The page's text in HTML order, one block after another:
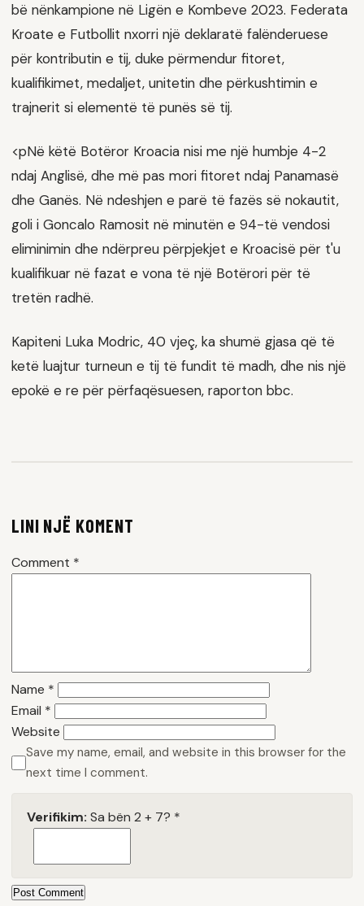
bë nënkampione në Ligën e Kombeve 2023. Federata
Kroate e Futbollit nxorri një deklaratë falënderuese
për kontributin e tij, duke përmendur fitoret,
kualifikimet, medaljet, unitetin dhe përkushtimin e
trajnerit si elementë të punës së tij.
<pNë këtë Botëror Kroacia nisi me një humbje 4-2
ndaj Anglisë, dhe më pas mori fitoret ndaj Panamasë
dhe Ganës. Në ndeshjen e parë të fazës së nokautit,
goli i Goncalo Ramosit në minutën e 94-të vendosi
eliminimin dhe ndërpreu përpjekjet e Kroacisë për t'u
kualifikuar në fazat e vona të një Botërori për të
tretën radhë.
Kapiteni Luka Modric, 40 vjeç, ka shumë gjasa që të
ketë luajtur turneun e tij të fundit të madh, dhe nis një
epokë e re për përfaqësuesen, raporton bbc.
LINI NJË KOMENT
Comment *
Name *
Email *
Website
Save my name, email, and website in this browser for the
next time I comment.
Verifikim: Sa bën 2 + 7? *
Post Comment